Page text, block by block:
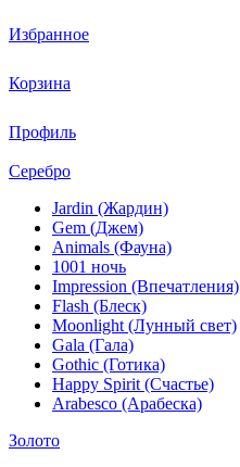
Избранное
Корзина
Профиль
Серебро
Jardin (Жардин)
Gem (Джем)
Animals (Фауна)
1001 ночь
Impression (Впечатления)
Flash (Блеск)
Moonlight (Лунный свет)
Gala (Гала)
Gothic (Готика)
Happy Spirit (Счастье)
Arabesco (Арабеска)
Золото